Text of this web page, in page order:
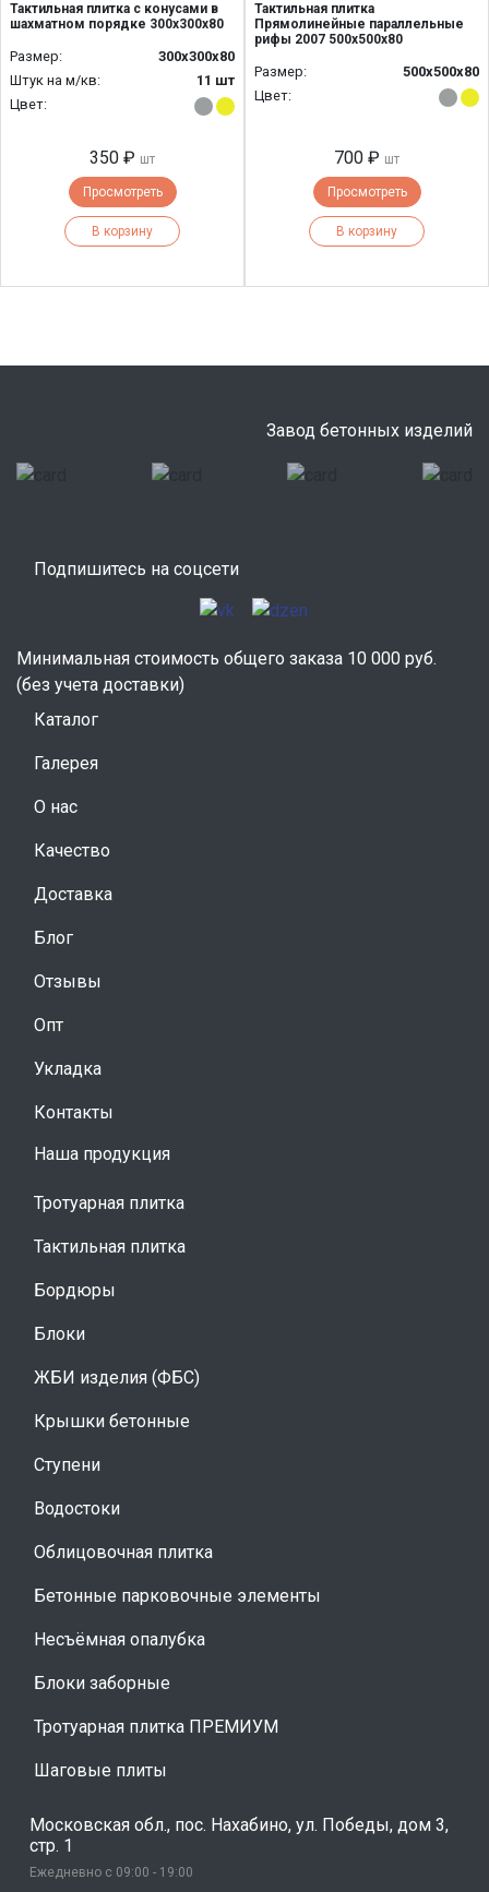
Тактильная плитка с конусами в
шахматном порядке 300х300х80
Размер:
300х300х80
Штук на м/кв:
11 шт
Цвет:
350 ₽ шт
Просмотреть
В корзину
Тактильная плитка
Прямолинейные параллельные
рифы 2007 500х500х80
Размер:
500х500х80
Цвет:
700 ₽ шт
Просмотреть
В корзину
Завод бетонных изделий
Подпишитесь на соцсети
Минимальная стоимость общего заказа 10 000 руб.
(без учета доставки)
Каталог
Галерея
О нас
Качество
Доставка
Блог
Отзывы
Опт
Укладка
Контакты
Наша продукция
Тротуарная плитка
Тактильная плитка
Бордюры
Блоки
ЖБИ изделия (ФБС)
Крышки бетонные
Ступени
Водостоки
Облицовочная плитка
Бетонные парковочные элементы
Несъёмная опалубка
Блоки заборные
Тротуарная плитка ПРЕМИУМ
Шаговые плиты
Московская обл., пос. Нахабино, ул. Победы, дом 3,
стр. 1
Ежедневно с 09:00 - 19:00